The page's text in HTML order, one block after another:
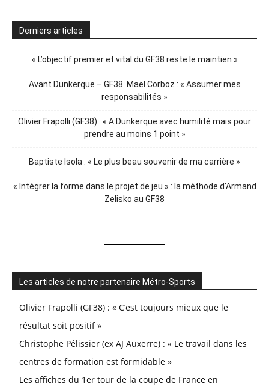
Derniers articles
« L’objectif premier et vital du GF38 reste le maintien »
Avant Dunkerque – GF38. Maël Corboz : « Assumer mes
responsabilités »
Olivier Frapolli (GF38) : « A Dunkerque avec humilité mais pour
prendre au moins 1 point »
Baptiste Isola : « Le plus beau souvenir de ma carrière »
« Intégrer la forme dans le projet de jeu » : la méthode d’Armand
Zelisko au GF38
Les articles de notre partenaire Métro-Sports
Olivier Frapolli (GF38) : « C’est toujours mieux que le
résultat soit positif »
Christophe Pélissier (ex AJ Auxerre) : « Le travail dans les
centres de formation est formidable »
Les affiches du 1er tour de la coupe de France en